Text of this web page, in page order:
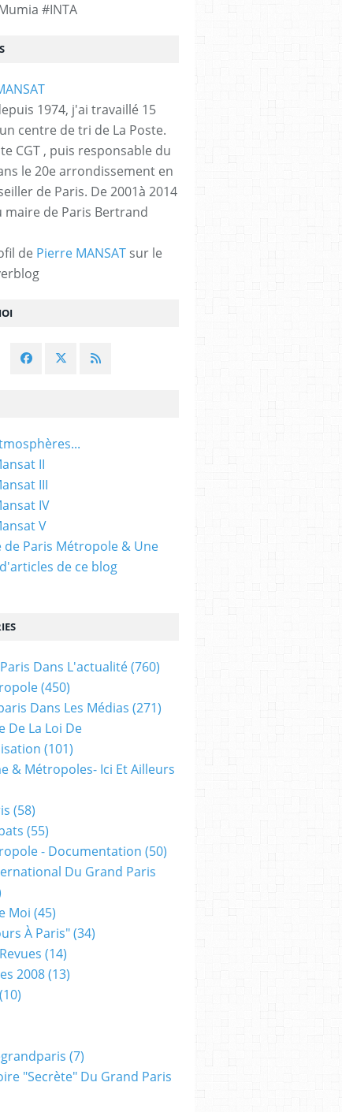
#INTA
1974, j'ai travaillé 15
centre de tri de La Poste.
CGT , puis responsable du
le 20e arrondissement en
de Paris. De 2001à 2014
maire de Paris Bertrand
de Pierre MANSAT sur le
II
III
IV
V
de Paris Métropole & Une
de ce blog
Dans L'actualité(760)
(450)
Dans Les Médias (271)
De La Loi De
(101)
& Métropoles- Ici Et Ailleurs
(58)
(55)
- Documentation (50)
Du Grand Paris
Moi (45)
À Paris"(34)
(14)
2008(13)
(10)
(7)
"secrète" Du Grand Paris